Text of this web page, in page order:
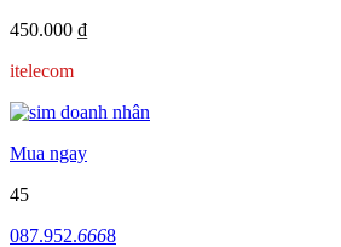
450.000 ₫
itelecom
Mua ngay
45
087.952.6668